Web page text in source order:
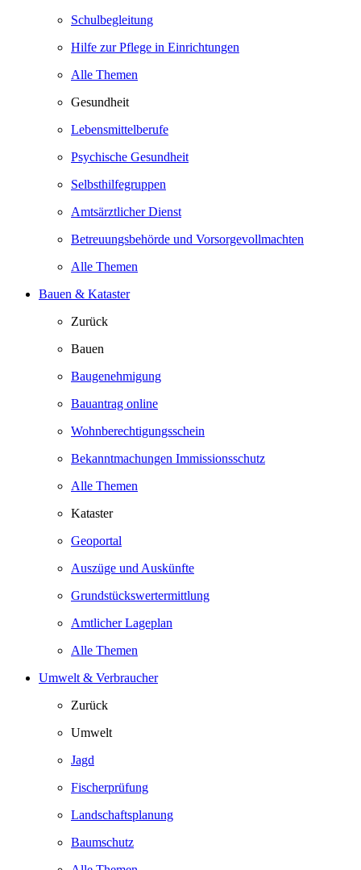
Schulbegleitung
Hilfe zur Pflege in Einrichtungen
Alle Themen
Gesundheit
Lebensmittelberufe
Psychische Gesundheit
Selbsthilfegruppen
Amtsärztlicher Dienst
Betreuungsbehörde und Vorsorgevollmachten
Alle Themen
Bauen & Kataster
Zurück
Bauen
Baugenehmigung
Bauantrag online
Wohnberechtigungsschein
Bekanntmachungen Immissionsschutz
Alle Themen
Kataster
Geoportal
Auszüge und Auskünfte
Grundstückswertermittlung
Amtlicher Lageplan
Alle Themen
Umwelt & Verbraucher
Zurück
Umwelt
Jagd
Fischerprüfung
Landschaftsplanung
Baumschutz